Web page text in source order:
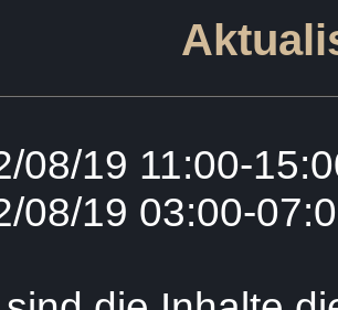
08/19 11:00-
08/19 03:00-